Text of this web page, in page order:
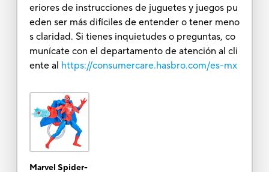
eriores de instrucciones de juguetes y juegos pu
eden ser más difíciles de entender o tener meno
s claridad. Si tienes inquietudes o preguntas, co
munícate con el departamento de atención al cli
ente al https://consumercare.hasbro.com/es-mx
Marvel Spider-